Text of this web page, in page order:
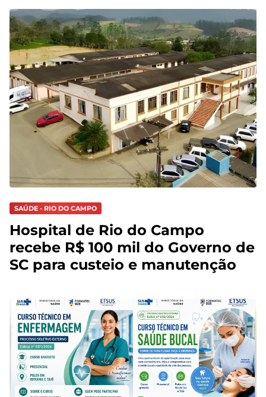
SAÚDE - RIO DO CAMPO
Hospital de Rio do Campo
recebe R$ 100 mil do Governo de
SC para custeio e manutenção